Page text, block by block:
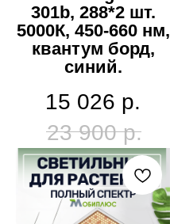
301b, 288*2 шт.
5000К, 450-660 нм,
квантум борд,
синий.
15 026 р.
23 900 р.